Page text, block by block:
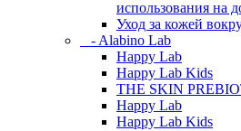
использования на
Уход за кожей
- Alabino Lab
Happy Lab
Happy Lab Kids
THE SKIN
Happy Lab
Happy Lab Kids